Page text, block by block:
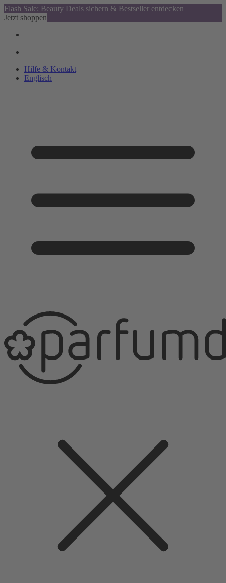
Flash Sale: Beauty Deals sichern & Bestseller entdecken
Jetzt shoppen
Hilfe & Kontakt
Englisch